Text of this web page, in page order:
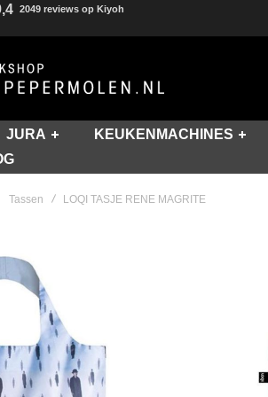
2049 reviews op Kiyoh
JURA KEUKENMACHINES
Tassen LOQI TASJE RENE MAGRITE